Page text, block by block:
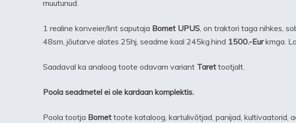
muutunud.
1 realine konveier/lint saputaja Bomet UPUS, on traktori taga nihkes,
48sm, jõutarve alates 25hj, seadme kaal 245kg.hind 1500.-Eurkmga.
Saadaval ka analoog toote odavam variant Taret tootjalt.
Poola seadmetel ei ole kardaan komplektis.
Poola tootja Bomet toote kataloog, kartulivõtjad, panijad, kultivaatorid,